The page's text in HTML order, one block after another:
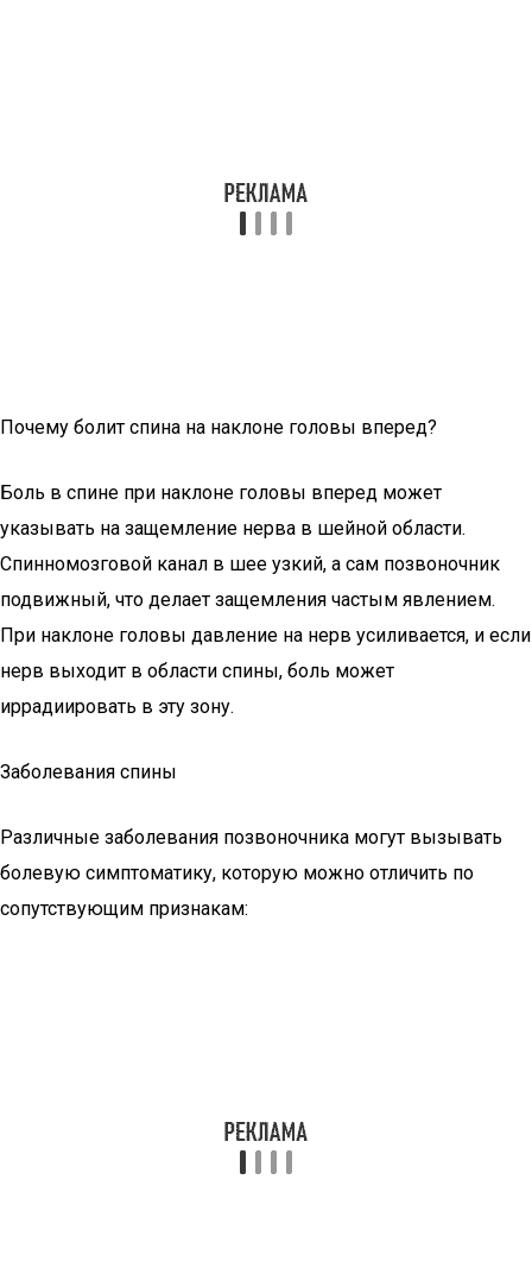
Почему болит спина на наклоне головы вперед?
Боль в спине при наклоне головы вперед может
указывать на защемление нерва в шейной области.
Спинномозговой канал в шее узкий, а сам позвоночник
подвижный, что делает защемления частым явлением.
При наклоне головы давление на нерв усиливается, и если
нерв выходит в области спины, боль может
иррадиировать в эту зону.
Заболевания спины
Различные заболевания позвоночника могут вызывать
болевую симптоматику, которую можно отличить по
сопутствующим признакам: